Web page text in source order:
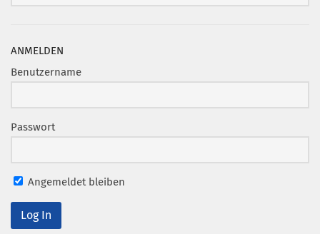
Mitglied werden
AKTUELLES
KONTAKT
ANMELDEN
Benutzername
Passwort
Angemeldet bleiben